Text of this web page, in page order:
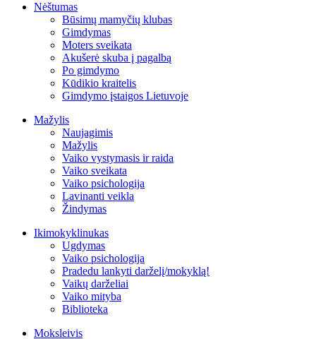
Nėštumas
Būsimų mamyčių klubas
Gimdymas
Moters sveikata
Akušerė skuba į pagalbą
Po gimdymo
Kūdikio kraitelis
Gimdymo įstaigos Lietuvoje
Mažylis
Naujagimis
Mažylis
Vaiko vystymasis ir raida
Vaiko sveikata
Vaiko psichologija
Lavinanti veikla
Žindymas
Ikimokyklinukas
Ugdymas
Vaiko psichologija
Pradedu lankyti darželį/mokyklą!
Vaikų darželiai
Vaiko mityba
Biblioteka
Moksleivis